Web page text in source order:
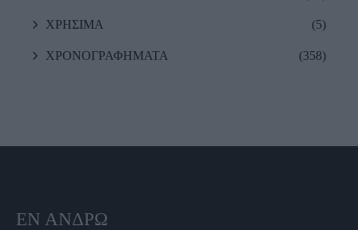
ΧΡΗΣΙΜΑ (5)
ΧΡΟΝΟΓΡΑΦΗΜΑΤΑ (358)
ΕΝ ΆΝΔΡΩ